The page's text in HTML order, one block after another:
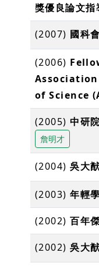
獎優良論文指
(2007) 國科
(2006)
of Science
(2005)中研
詹明才
(2004)吳大
(2003)年輕
(2002)百年
(2002)吳大